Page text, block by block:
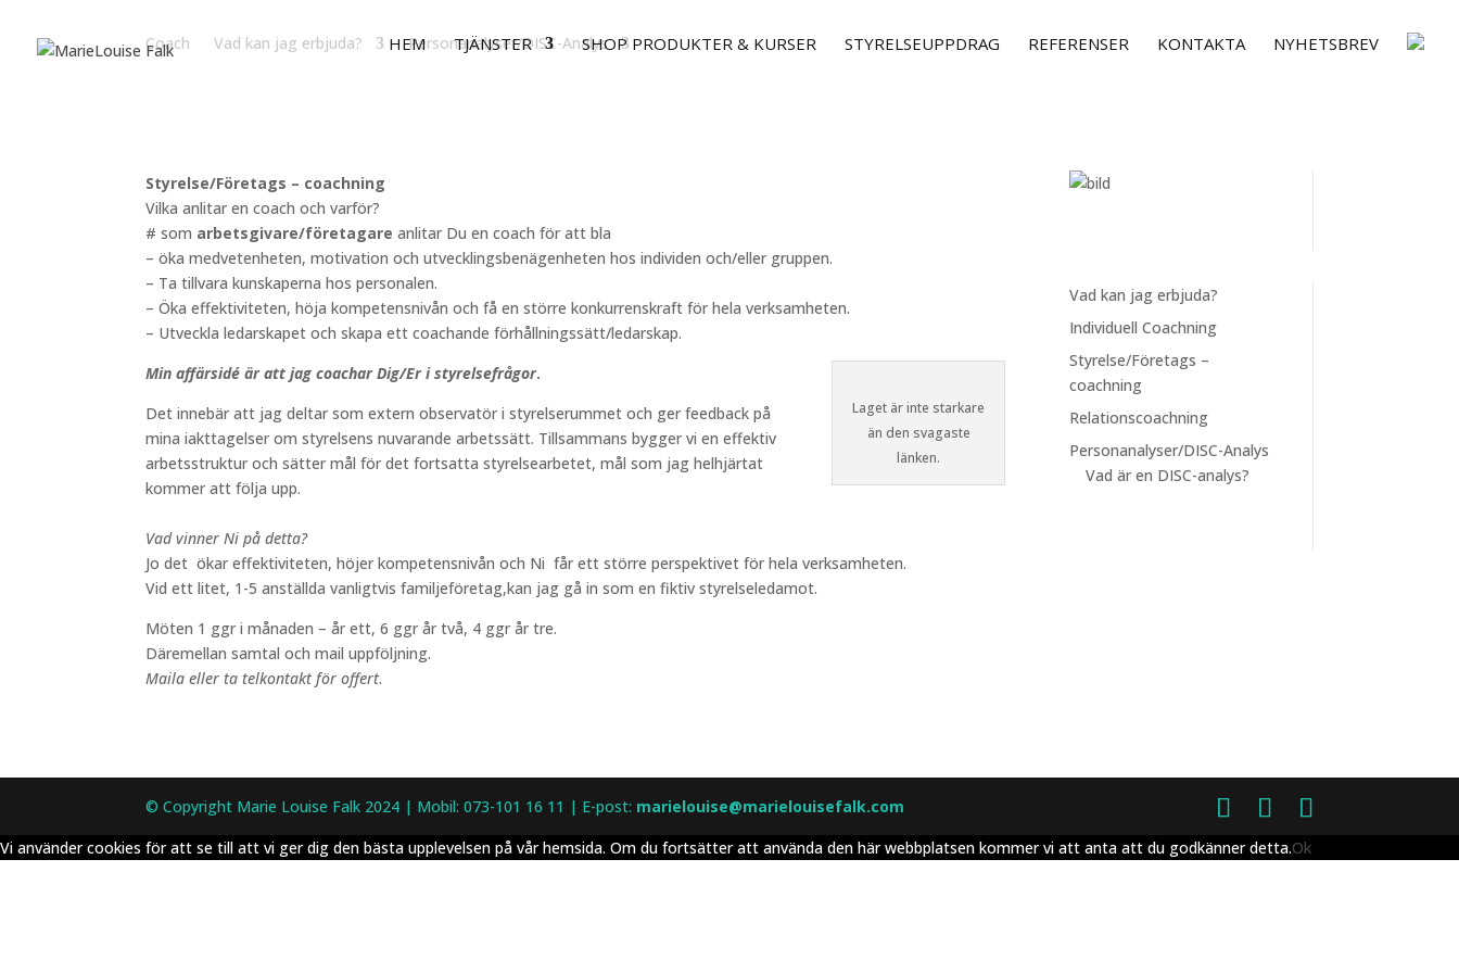
HEM TJÄNSTER SHOP PRODUKTER & KURSER STYRELSEUPPDRAG REFERENSER KONTAKTA NYHETSBREV
Coach Vad kan jag erbjuda? Personanalyser/DISC-Analys
Styrelse/Företags – coachning
Vilka anlitar en coach och varför?
# som arbetsgivare/företagareanlitar Du en coach för att bla
– öka medvetenheten, motivation och utvecklingsbenägenheten hos individen och/eller gruppen.
– Ta tillvara kunskaperna hos personalen.
– Öka effektiviteten, höja kompetensnivån och få en större konkurrenskraft för hela verksamheten.
– Utveckla ledarskapet och skapa ett coachande förhållningssätt/ledarskap.
Laget är inte starkare
än den svagaste
länken.
Min affärsidé är att jag coachar Dig/Er i styrelsefrågor.
Det innebär att jag deltar som extern observatör i styrelserummet och ger feedback på
mina iakttagelser om styrelsens nuvarande arbetssätt. Tillsammans bygger vi en effektiv
arbetsstruktur och sätter mål för det fortsatta styrelsearbetet, mål som jag helhjärtat
kommer att följa upp.
Vad vinner Ni på detta?
Jo det ökar effektiviteten, höjer kompetensnivån och Ni får ett större perspektivet för hela verksamheten.
Vid ett litet, 1-5 anställda vanligtvis familjeföretag,kan jag gå in som en fiktiv styrelseledamot.
Möten 1 ggr i månaden – år ett, 6 ggr år två, 4 ggr år tre.
Däremellan samtal och mail uppföljning.
Maila eller ta telkontakt för offert.
Vad kan jag erbjuda?
Individuell Coachning
Styrelse/Företags –
coachning
Relationscoachning
Personanalyser/DISC-Analys
Vad är en DISC-analys?
© Copyright Marie Louise Falk 2024 | Mobil: 073-101 16 11 | E-post: marielouise@marielouisefalk.com
Vi använder cookies för att se till att vi ger dig den bästa upplevelsen på vår hemsida. Om du fortsätter att använda den här webbplatsen kommer vi att anta att du godkänner detta.Ok